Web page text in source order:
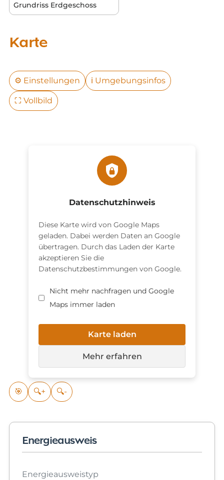
Grundriss Erdgeschoss
Karte
⚙️ Einstellungen ℹ️ Umgebungsinfos
⛶ Vollbild
Datenschutzhinweis
Diese Karte wird von Google Maps
geladen. Dabei werden Daten an Google
übertragen. Durch das Laden der Karte
akzeptieren Sie die
Datenschutzbestimmungen von Google.
Nicht mehr nachfragen und Google
Maps immer laden
Karte laden
Mehr erfahren
🎯 🔍+ 🔍-
Energieausweis
Energieausweistyp